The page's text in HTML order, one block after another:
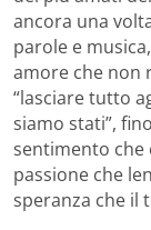
ancora una
parole e
amore che non
“lasciare tutto
siamo stati”,
sentimento che
passione che
speranza che il